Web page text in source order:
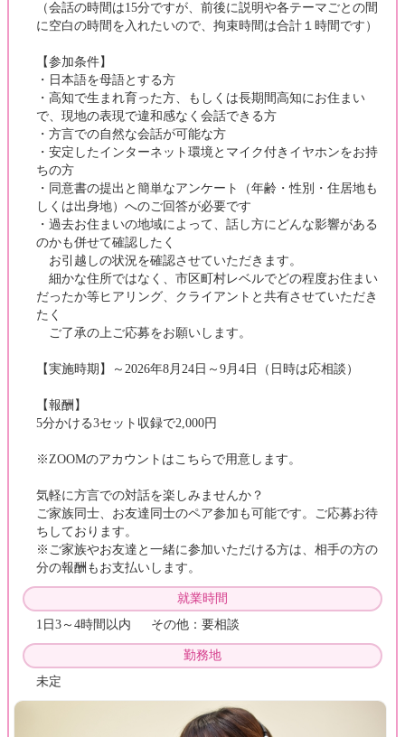
（会話の時間は15分ですが、前後に説明や各テーマごとの間
に空白の時間を入れたいので、拘束時間は合計１時間です）
【参加条件】
・日本語を母語とする方
・高知で生まれ育った方、もしくは長期間高知にお住まい
で、現地の表現で違和感なく会話できる方
・方言での自然な会話が可能な方
・安定したインターネット環境とマイク付きイヤホンをお持
ちの方
・同意書の提出と簡単なアンケート（年齢・性別・住居地も
しくは出身地）へのご回答が必要です
・過去お住まいの地域によって、話し方にどんな影響がある
のかも併せて確認したく
お引越しの状況を確認させていただきます。
細かな住所ではなく、市区町村レベルでどの程度お住まい
だったか等ヒアリング、クライアントと共有させていただき
たく
ご了承の上ご応募をお願いします。
【実施時期】～2026年8月24日～9月4日（日時は応相談）
【報酬】
5分かける3セット収録で2,000円
※ZOOMのアカウントはこちらで用意します。
気軽に方言での対話を楽しみませんか？
ご家族同士、お友達同士のペア参加も可能です。ご応募お待
ちしております。
※ご家族やお友達と一緒に参加いただける方は、相手の方の
分の報酬もお支払いします。
就業時間
1日3～4時間以内 その他：要相談
勤務地
未定